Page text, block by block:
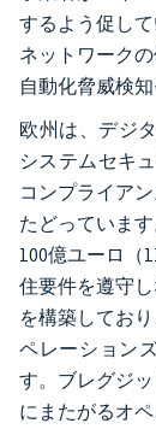
するよう促し
ネットワーク
自動化脅威検
欧州は、デジ
システムセキ
コンプライア
たどっていま
100億ユーロ（
住要件を遵守
を構築してお
ペレーション
す。ブレグジ
にまたがるオ